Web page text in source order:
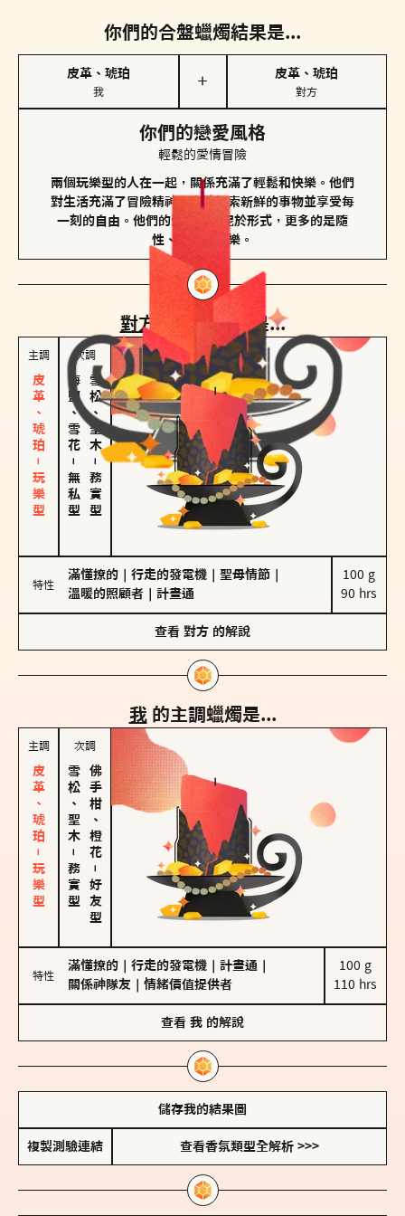
你們的合盤蠟燭結果是...
皮革、琥珀
我
＋
皮革、琥珀
對方
你們的戀愛風格
輕鬆的愛情冒險
兩個玩樂型的人在一起，關係充滿了輕鬆和快樂。他們
對生活充滿了冒險精神，喜歡探索新鮮的事物並享受每
一刻的自由。他們的愛情不拘泥於形式，更多的是隨
性、幽默和享樂。
對方 的主調蠟燭是...
主調
皮革、琥珀－玩樂型
次調
海鹽、雪花
－
無私型
雪松、聖木
－
務實型
特性
滿懂撩的 行走的發電機 聖母情節
溫暖的照顧者
計畫通
100 g
90 hrs
查看 對方 的解說
我 的主調蠟燭是...
主調
皮革、琥珀－玩樂型
次調
雪松、聖木
－
務實型
佛手柑、橙花
－
好友型
特性
滿懂撩的 行走的發電機 計畫通
關係神隊友
情緒價值提供者
100 g
110 hrs
查看 我 的解說
儲存我的結果圖
複製測驗連結 查看香氛類型全解析 >>>